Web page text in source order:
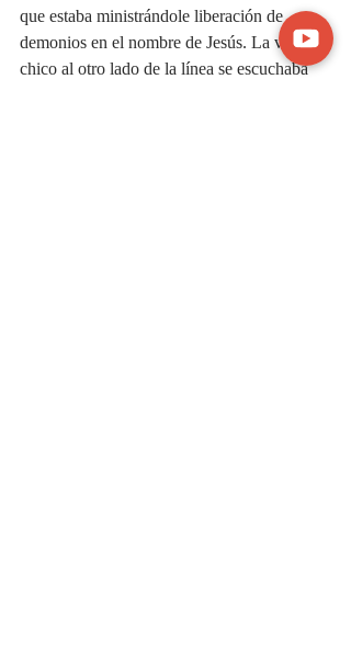
que estaba ministrándole liberación de
demonios en el nombre de Jesús. La voz del
chico al otro lado de la línea se escuchaba